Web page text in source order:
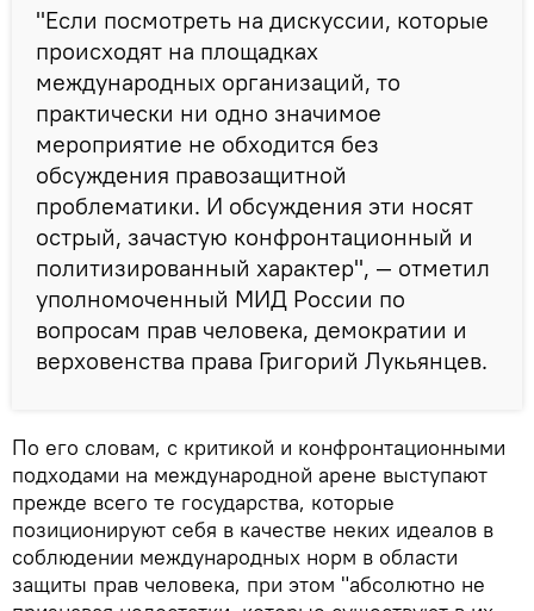
"Если посмотреть на дискуссии, которые
происходят на площадках
международных организаций, то
практически ни одно значимое
мероприятие не обходится без
обсуждения правозащитной
проблематики. И обсуждения эти носят
острый, зачастую конфронтационный и
политизированный характер", — отметил
уполномоченный МИД России по
вопросам прав человека, демократии и
верховенства права Григорий Лукьянцев.
По его словам, с критикой и конфронтационными
подходами на международной арене выступают
прежде всего те государства, которые
позиционируют себя в качестве неких идеалов в
соблюдении международных норм в области
защиты прав человека, при этом "абсолютно не